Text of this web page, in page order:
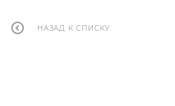
НАЗАД К СПИСКУ